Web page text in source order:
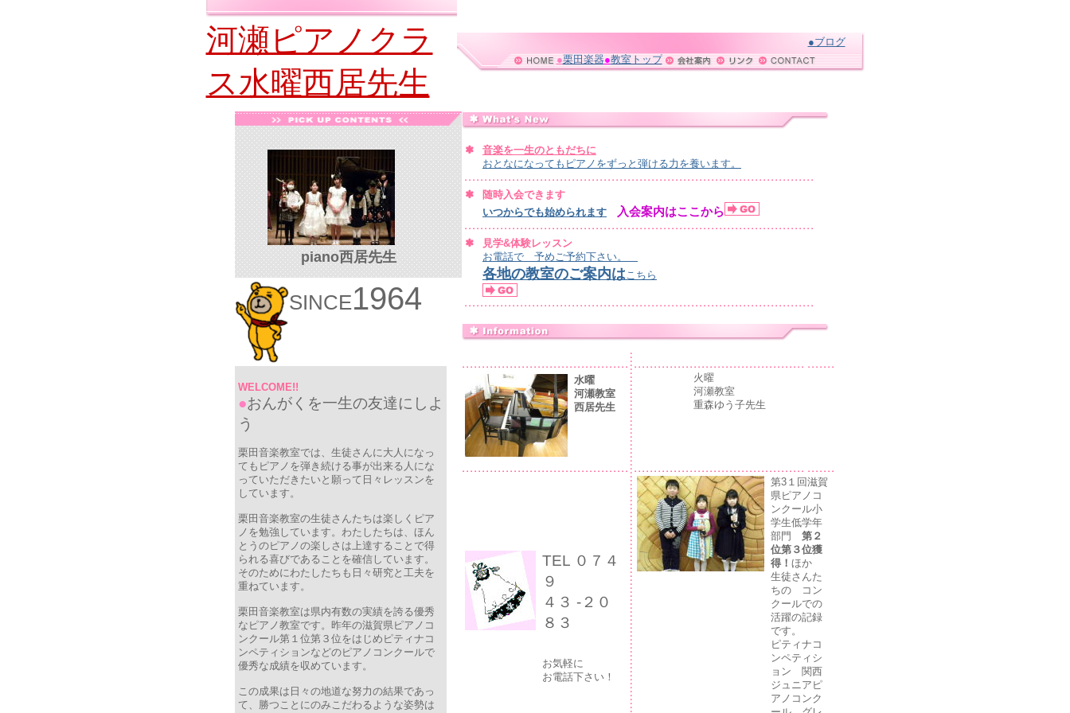
河瀬ピアノクラ
ス水曜西居先生
●ブログ
●栗田楽器●教室トップ
piano西居先生
SINCE1964
WELCOME!!
●おんがくを一生の友達にしよ
う
栗田音楽教室では、生徒さんに大人になっ
てもピアノを弾き続ける事が出来る人にな
っていただきたいと願って日々レッスンを
しています。
栗田音楽教室の生徒さんたちは楽しくピア
ノを勉強しています。わたしたちは、ほん
とうのピアノの楽しさは上達することで得
られる喜びであることを確信しています。
そのためにわたしたちも日々研究と工夫を
重ねています。
栗田音楽教室は県内有数の実績を誇る優秀
なピアノ教室です。昨年の滋賀県ピアノコ
ンクール第１位第３位をはじめピティナコ
ンペティションなどのピアノコンクールで
優秀な成績を収めています。
この成果は日々の地道な努力の結果であっ
て、勝つことにのみこだわるような姿勢は
音楽を一生のともだちに
おとなになってもピアノをずっと弾ける力を養います。
随時入会できます
いつからでも始められます
入会案内はここから
見学&体験レッスン
お電話で 予めご予約下さい。
各地の教室のご案内はこちら
水曜
河瀬教室
西居先生
火曜
河瀬教室
重森ゆう子先生
TEL ０７４
９
４３ -２０
８３
お気軽に
お電話下さい！
第3１回滋賀
県ピアノコ
ンクール小
学生低学年
部門 第２
位第３位獲
得！ ほか
生徒さんた
ちの コン
クールでの
活躍の記録
です。
ピティナコ
ンペティシ
ョン 関西
ジュニアピ
アノコンク